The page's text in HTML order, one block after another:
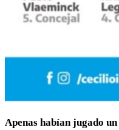
Apenas habían jugado